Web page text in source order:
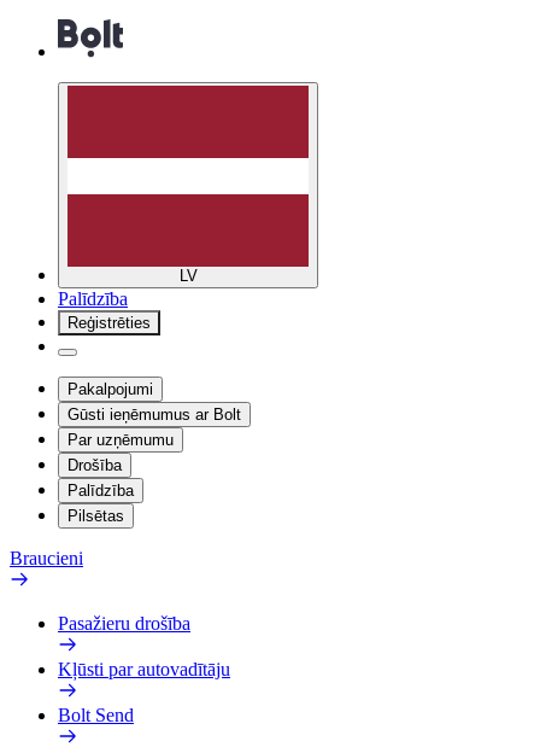
LV
Palīdzība
Reģistrēties
Pakalpojumi
Gūsti ieņēmumus ar Bolt
Par uzņēmumu
Drošība
Palīdzība
Pilsētas
Braucieni
Pasažieru drošība
Kļūsti par autovadītāju
Bolt Send